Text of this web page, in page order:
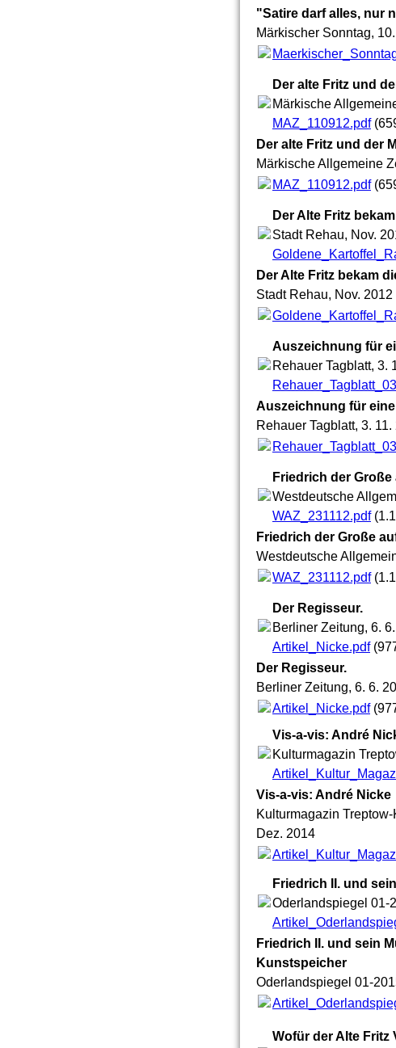
"Satire darf alles, nur
Märkischer Sonntag,
Der alte Fritz und
Märkische
MAZ_110912.pdf
Der alte Fritz und der
Märkische Allgemeine
MAZ_110912.pdf
Der Alte Fritz
Stadt Rehau, Nov.
Der Alte Fritz bekam
Stadt Rehau, Nov. 2012
Auszeichnung für
Rehauer Tagblatt, 3.
Auszeichnung für
Rehauer Tagblatt, 3. 11.
Friedrich der
Westdeutsche
WAZ_231112.pdf
Friedrich der Große
Westdeutsche
WAZ_231112.pdf
Der Regisseur.
Berliner Zeitung, 6.
Artikel_Nicke.pdf
Der Regisseur.
Berliner Zeitung, 6. 6.
Artikel_Nicke.pdf
Vis-a-vis: André
Kulturmagazin
Vis-a-vis: André Nicke
Kulturmagazin
Dez. 2014
Friedrich II. und
Oderlandspiegel 01-
Friedrich II. und sein
Kunstspeicher
Oderlandspiegel 01-
Wofür der Alte Fritz